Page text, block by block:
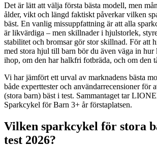
Det är lätt att välja första bästa modell, men
ålder, vikt och längd faktiskt påverkar vilken
bäst. En vanlig missuppfattning är att alla
är likvärdiga – men skillnader i hjulstorlek,
stabilitet och bromsar gör stor skillnad. För att
med stora hjul till barn bör du även väga in hur
ihop, om den har halkfri fotbräda, och om den
Vi har jämfört ett urval av marknadens bästa
både experttester och användarrecensioner för
(stora barn) bäst i test. Sammantaget tar
Sparkcykel för Barn 3+ år förstaplatsen.
Vilken sparkcykel för stora
test 2026?